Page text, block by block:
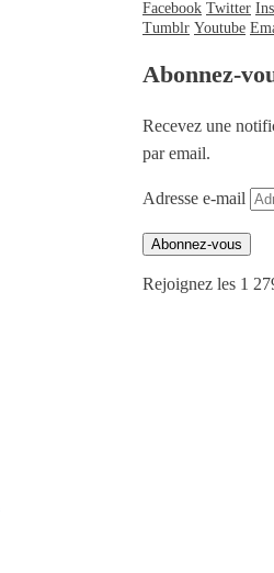
Facebook Twitter
Tumblr Youtube
Abonnez-
Recevez une
par email.
Adresse e-mail
Abonnez-vous
Rejoignez les 1